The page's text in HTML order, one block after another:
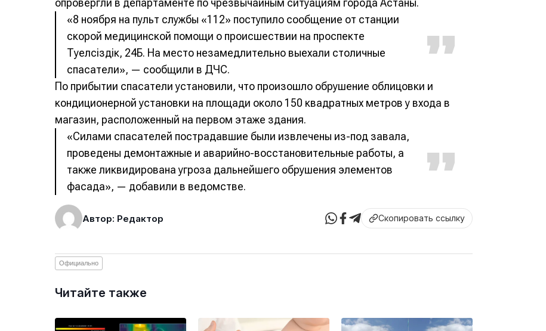
опровергли в департаменте по чрезвычайным ситуациям города Астаны.
«8 ноября на пульт службы «112» поступило сообщение от станции
скорой медицинской помощи о происшествии на проспекте
Тәуелсіздік, 24Б. На место незамедлительно выехали столичные
спасатели», — сообщили в ДЧС.
По прибытии спасатели установили, что произошло обрушение облицовки и
кондиционерной установки на площади около 150 квадратных метров у входа в
магазин, расположенный на первом этаже здания.
«Силами спасателей пострадавшие были извлечены из-под завала,
проведены демонтажные и аварийно-восстановительные работы, а
также ликвидирована угроза дальнейшего обрушения элементов
фасада», — добавили в ведомстве.
Автор: Редактор Скопировать ссылку
Официально
Читайте также